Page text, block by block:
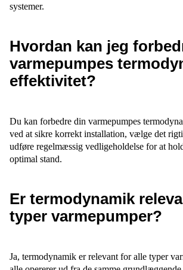
systemer.
Hvordan kan jeg
varmepumpes
effektivitet?
Du kan forbedre din varmepumpes
ved at sikre korrekt installation, vælge det
udføre regelmæssig vedligeholdelse for at
optimal stand.
Er termodynamik
typer varmepumper?
Ja, termodynamik er relevant for alle typer